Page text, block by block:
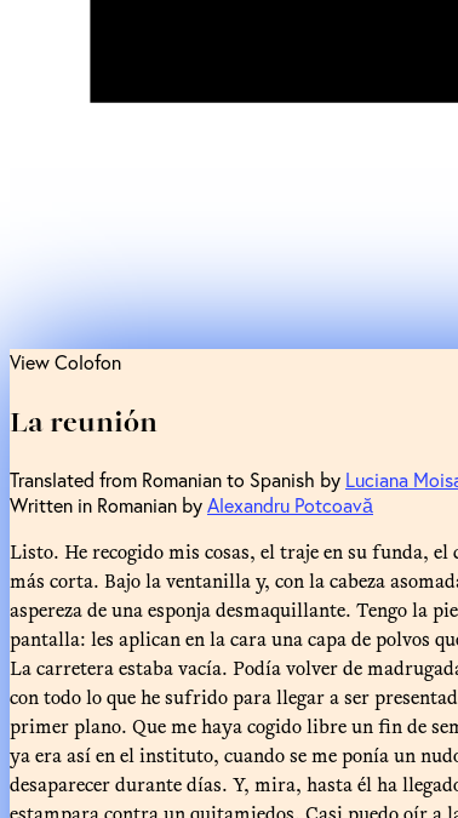
View Colofon
La reunión
Translated from Romanian to Spanish by Luciana
Written in Romanian byAlexandru Potcoavă
Listo. He recogido mis cosas, el traje en su funda,
más corta. Bajo la ventanilla y, con la cabeza
aspereza de una esponja desmaquillante. Tengo la
pantalla: les aplican en la cara una capa de polvos
La carretera estaba vacía. Podía volver de
con todo lo que he sufrido para llegar a ser
primer plano. Que me haya cogido libre un fin de
ya era así en el instituto, cuando se me ponía un
desaparecer durante días. Y, mira, hasta él ha